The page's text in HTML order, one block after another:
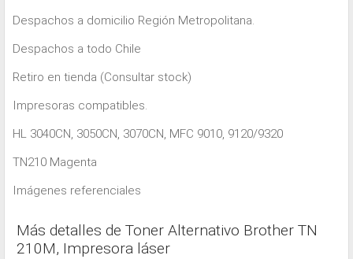
Despachos a domicilio Región Metropolitana.
Despachos a todo Chile
Retiro en tienda (Consultar stock)
Impresoras compatibles.
HL 3040CN, 3050CN, 3070CN, MFC 9010, 9120/9320
TN210 Magenta
Imágenes referenciales
Más detalles de Toner Alternativo Brother TN
210M, Impresora láser